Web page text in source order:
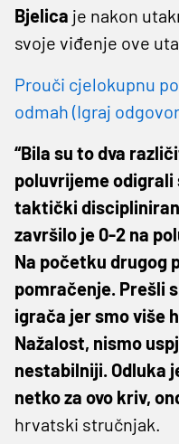
Bjelica je nakon
svoje viđenje ove
Prouči cjelokupnu
odmah (Igraj
“Bila su to dva
poluvrijeme odigrali
taktički
završilo je 0-2 na
Na početku drugog
pomračenje. Prešli
igrača jer smo više
Nažalost, nismo
nestabilniji. Odluka
netko za ovo kriv,
hrvatski stručnjak.